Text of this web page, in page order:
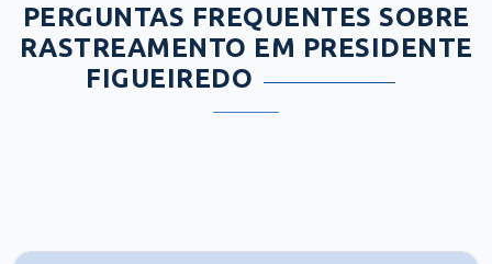
PERGUNTAS FREQUENTES SOBRE
RASTREAMENTO EM PRESIDENTE
FIGUEIREDO